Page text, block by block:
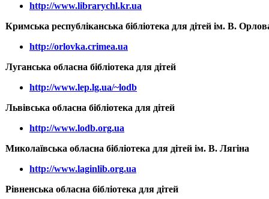
http://www.librarychl.kr.ua
Кримська республіканська бібліотека для дітей ім. В.
http://orlovka.crimea.ua
Луганська обласна бібліотека для дітей
http://www.lep.lg.ua/~lodb
Львівська обласна бібліотека для дітей
http://www.lodb.org.ua
Миколаївська обласна бібліотека для дітей ім. В. Лягіна
http://www.laginlib.org.ua
Рівненська обласна бібліотека для дітей